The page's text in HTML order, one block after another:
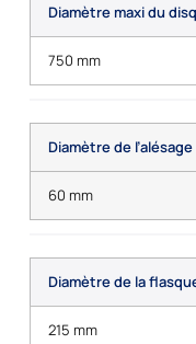
Diamètre maxi du
750 mm
Diamètre de l’alésage
60 mm
Diamètre de la
215 mm